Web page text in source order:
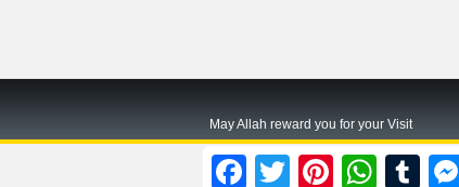
May Allah reward you for your Visit
FacebookTwitter Pinterest WhatsAppTumblr